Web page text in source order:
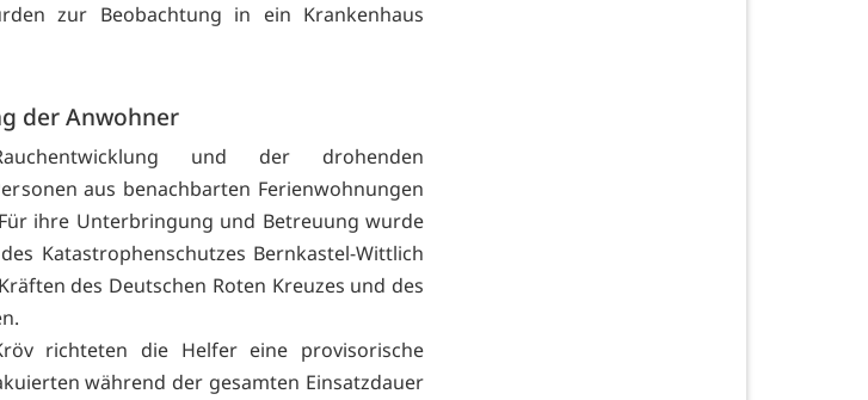
zur Beobachtung in ein Krankenhaus
der Anwohner
und der drohenden
aus benachbarten Ferienwohnungen
ihre Unterbringung und Betreuung wurde
Katastrophenschutzes Bernkastel-Wittlich
des Deutschen Roten Kreuzes und des
richteten die Helfer eine provisorische
während der gesamten Einsatzdauer